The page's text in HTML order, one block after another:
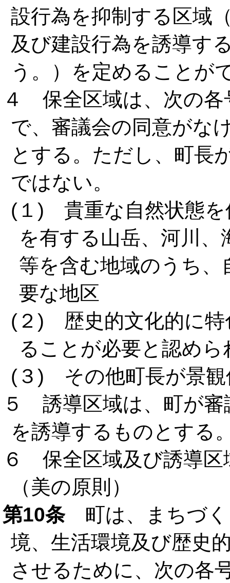
設行為を抑制する区域
及び建設行為を誘導す
う。）を定めることが
４ 保全区域は、次の各
で、審議会の同意がな
とする。ただし、町長
ではない。
(１) 貴重な自然状態を
を有する山岳、河川、
等を含む地域のうち
要な地区
(２) 歴史的文化的に特
ることが必要と認めら
(３) その他町長が景観
５ 誘導区域は、町が審
を誘導するものとする
６ 保全区域及び誘導区
（美の原則）
第10条町は、まちづく
境、生活環境及び歴史
させるために、次の各